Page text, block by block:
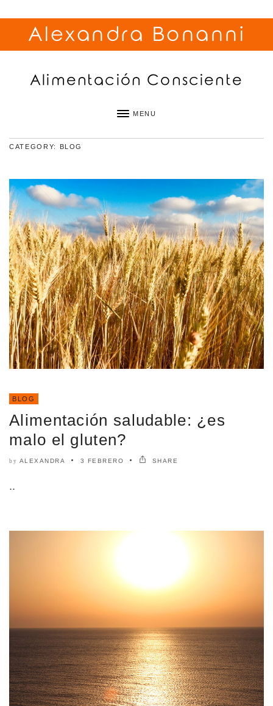
Alexandra Bonanni
Alimentación Consciente
MENU
CATEGORY: BLOG
BLOG
Alimentación saludable: ¿es
malo el gluten?
by ALEXANDRA 3 FEBRERO SHARE
..